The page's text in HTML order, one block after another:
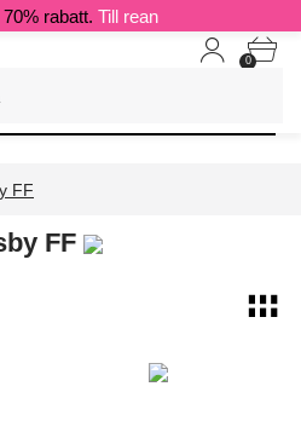
0
rabatt. Till rean
FF
FF